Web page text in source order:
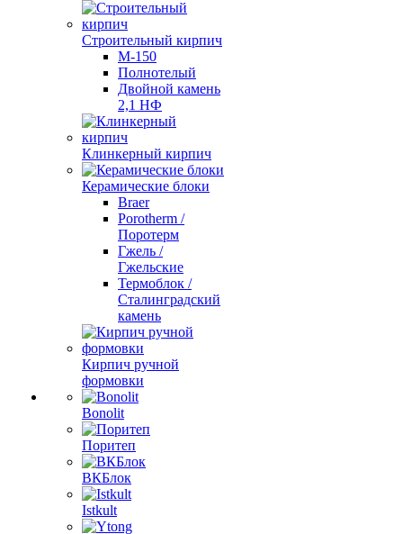
Строительный кирпич
М-150
Полнотелый
Двойной камень
2,1 НФ
Клинкерный кирпич
Керамические блоки
Braer
Porotherm /
Поротерм
Гжель /
Гжельские
Термоблок /
Сталинградский
камень
Кирпич ручной
формовки
Bonolit
Поритеп
ВКБлок
Istkult